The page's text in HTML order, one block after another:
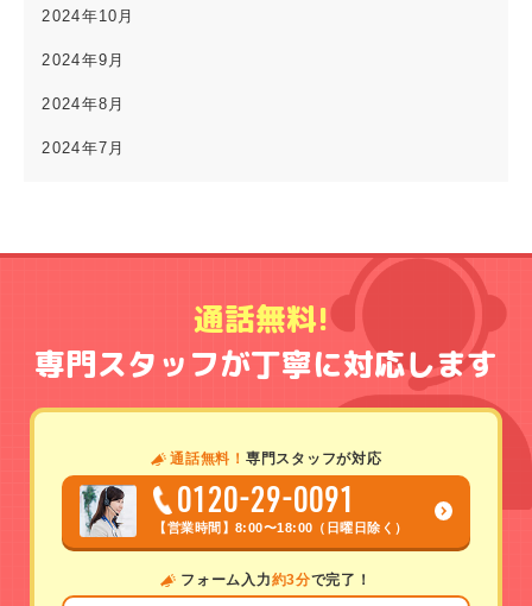
2024年10月
2024年9月
2024年8月
2024年7月
通話無料!
専門スタッフが丁寧に対応します
通話無料！ 専門スタッフが対応
0120-29-0091
【営業時間】8:00〜18:00（日曜日除く）
フォーム入力約3分で完了！